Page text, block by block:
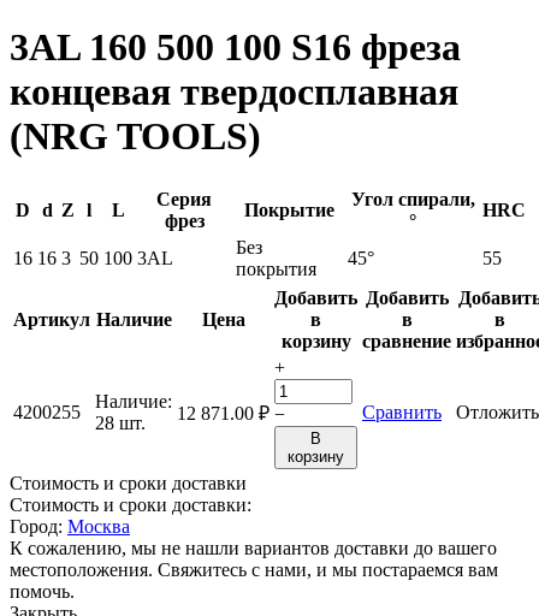
3AL 160 500 100 S16 фреза
концевая твердосплавная
(NRG TOOLS)
D d Z l L
Серия
фрез
Покрытие
Угол спирали,
°
HRC
16 16 3 50 100 3AL
Без
покрытия
45° 55
Артикул Наличие Цена
Добавить
в
корзину
Добавить
в
сравнение
в
4200255
Наличие:
28 шт.
12 871.00 ₽
+
−
В
корзину
Сравнить Отложить
Стоимость и сроки доставки
Стоимость и сроки доставки:
Город: Москва
К сожалению, мы не нашли вариантов доставки до вашего
местоположения. Свяжитесь с нами, и мы постараемся вам
помочь.